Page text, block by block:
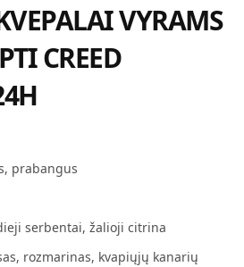
VYRAMS
CREED
€.
prabangus
serbentai, žalioji citrina
rozmarinas, kvapiųjų kanarių